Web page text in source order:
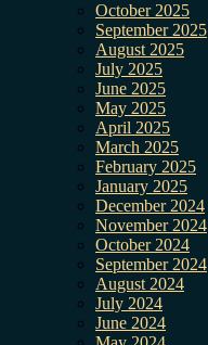
October 2025
September 2025
August 2025
July 2025
June 2025
May 2025
April 2025
March 2025
February 2025
January 2025
December 2024
November 2024
October 2024
September 2024
August 2024
July 2024
June 2024